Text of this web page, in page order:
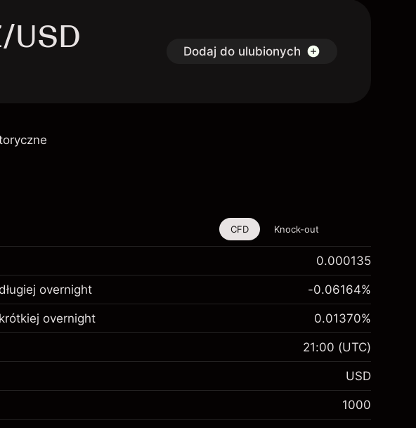
USD Dodaj do ulubionych
do
out
CFD Knock-out
0.000135
overnight
$1,000.00
-0.06164%
overnight 0.01370%
21:00 (UTC)
USD
1000